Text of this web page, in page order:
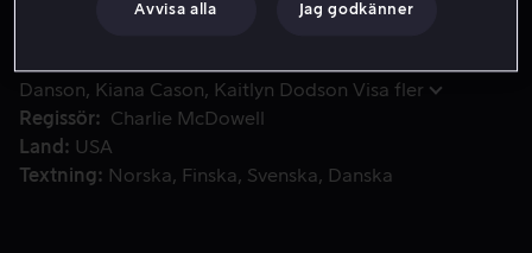
overkliga händelser som får dem att undersöka sig
Danson
Kiana Cason Kaitlyn Dodson Visa fler
Regissör
Charlie McDowell
Land
USA
Textning
Norska Finska Svenska Danska
Avvisa alla Jag godkänner